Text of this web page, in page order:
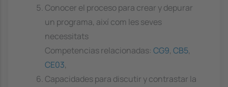
Conocer el proceso para crear y depurar
un programa, així com les seves
necessitats
Competencias relacionadas: CG9, CB5,
CE03,
Capacidades para discutir y contrastar la